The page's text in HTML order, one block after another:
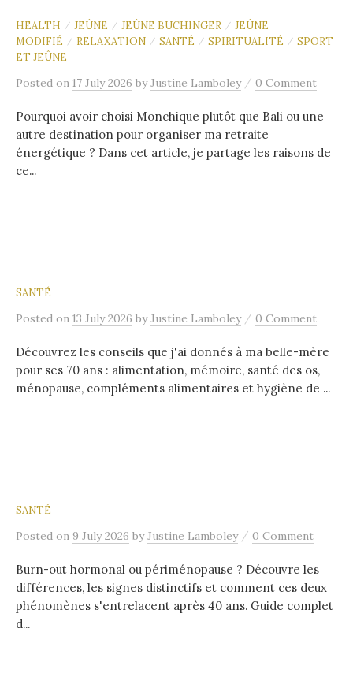
HEALTH / JEÛNE / JEÛNE BUCHINGER / JEÛNE
MODIFIÉ
/ RELAXATION / SANTÉ / SPIRITUALITÉ / SPORT
ET JEÛNE
Posted on 17 July 2026 byJustine Lamboley / 0 Comment
Pourquoi avoir choisi Monchique plutôt que Bali ou une
autre destination pour organiser ma retraite
énergétique ? Dans cet article, je partage les raisons de
ce...
SANTÉ
Posted on 13 July 2026 byJustine Lamboley / 0 Comment
Découvrez les conseils que j'ai donnés à ma belle-mère
pour ses 70 ans : alimentation, mémoire, santé des os,
ménopause, compléments alimentaires et hygiène de ...
SANTÉ
Posted on 9 July 2026 byJustine Lamboley / 0 Comment
Burn-out hormonal ou périménopause ? Découvre les
différences, les signes distinctifs et comment ces deux
phénomènes s'entrelacent après 40 ans. Guide complet
d...